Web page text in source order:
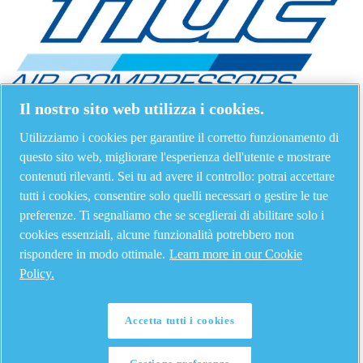
Il nostro sito web utilizza i cookies.
Utilizziamo i cookies per garantire il corretto funzionamento di
questo sito web, migliorare l'esperienza dell'utente e mostrare
contenuti rilevanti. Sei tu ad avere il controllo: potrai accettare
tutti i cookies, consentire solo quelli necessari o gestire le tue
preferenze. Ti segnaliamo che se sceglierai di abilitare solo i
cookies essenziali, alcune funzionalità potrebbero non
rispondere in modo ottimale. Learn more in our Cookie
Policy.
Accetta tutti i cookies